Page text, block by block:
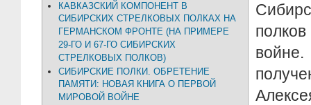
КАВКАЗСКИЙ КОМПОНЕНТ В
СИБИРСКИХ СТРЕЛКОВЫХ ПОЛКАХ НА
ГЕРМАНСКОМ ФРОНТЕ (НА ПРИМЕРЕ
29-ГО И 67-ГО СИБИРСКИХ
СТРЕЛКОВЫХ ПОЛКОВ)
СИБИРСКИЕ ПОЛКИ. ОБРЕТЕНИЕ
ПАМЯТИ: НОВАЯ КНИГА О ПЕРВОЙ
МИРОВОЙ ВОЙНЕ